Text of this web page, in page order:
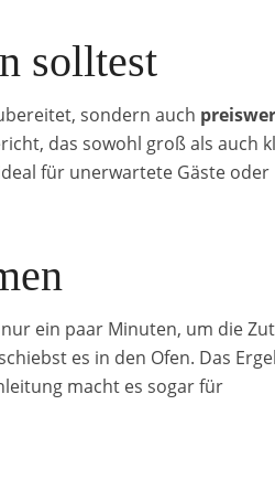
solltest
sondern auch
das sowohl groß als auch
für unerwartete Gäste oder
ein paar Minuten, um die
es in den Ofen. Das
macht es sogar für